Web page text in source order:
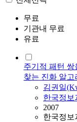
무료
기관내 무료
유료
주기적 패턴 쌍
찾는 진화 알고
김권일
한국정보
2007
한국정보